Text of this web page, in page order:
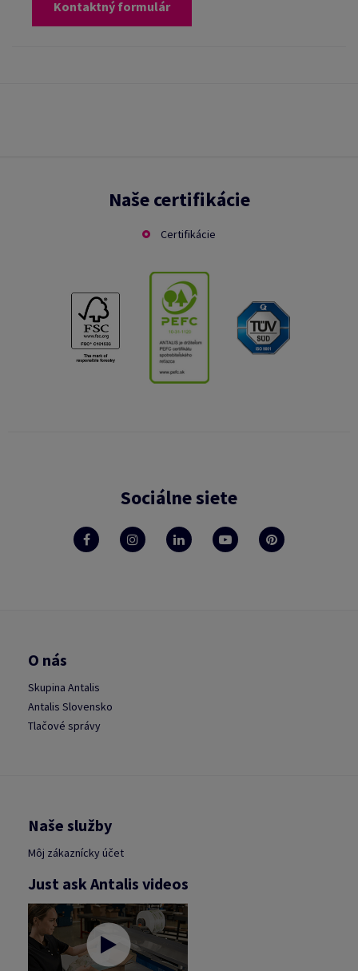
Kontaktný formulár
Naše certifikácie
Certifikácie
Sociálne siete
O nás
Skupina Antalis
Antalis Slovensko
Tlačové správy
Naše služby
Môj zákaznícky účet
Just ask Antalis videos